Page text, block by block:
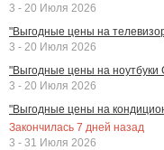
3 - 20 Июля 2026
"Выгодные цены на
3 - 20 Июля 2026
"Выгодные цены на ноутбуки
3 - 20 Июля 2026
"Выгодные цены на
Закончилась 7 дней назад
3 - 31 Июля 2026